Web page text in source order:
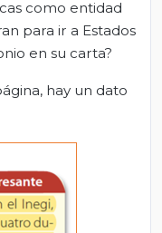
como entidad
para ir a Estados
en su carta?
hay un dato